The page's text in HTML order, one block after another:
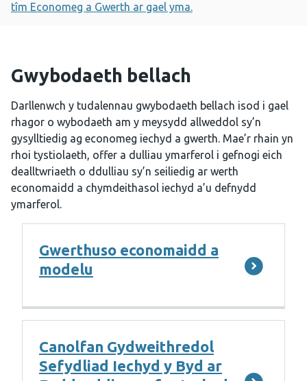
tîm Economeg a Gwerth ar gael yma.
Gwybodaeth bellach
Darllenwch y tudalennau gwybodaeth bellach isod i gael
rhagor o wybodaeth am y meysydd allweddol sy’n
gysylltiedig ag economeg iechyd a gwerth. Mae’r rhain yn
rhoi tystiolaeth, offer a dulliau ymarferol i gefnogi eich
dealltwriaeth o ddulliau sy’n seiliedig ar werth
economaidd a chymdeithasol iechyd a’u defnydd
ymarferol.
Gwerthuso economaidd a
modelu
Canolfan Gydweithredol
Sefydliad Iechyd y Byd ar